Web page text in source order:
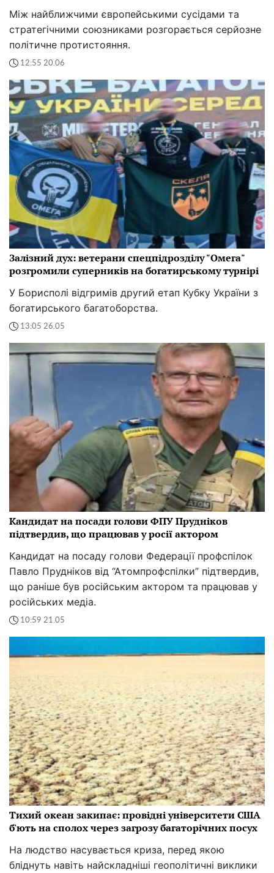
Між найближчими європейськими сусідами та
стратегічними союзниками розгорається серйозне
політичне протистояння.
12:55 20.06
Залізний дух: ветерани спецпідрозділу "Омега"
розгромили суперників на богатирському турнірі
У Борисполі відгримів другий етап Кубку України з
богатирського багатоборства.
13:05 26.05
Кандидат на посади голови ФПУ Прудніков
підтвердив, що працював у росії актором
Кандидат на посаду голови Федерації профспілок
Павло Прудніков від “Атомпрофспілки” підтвердив,
що раніше був російським актором та працював у
російських медіа.
10:59 21.05
Тихий океан закипає: провідні університети США
б'ють на сполох через загрозу багаторічних посух
На людство насувається криза, перед якою
бліднуть навіть найскладніші геополітичні виклики